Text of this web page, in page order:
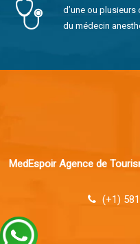
d’une ou
du médecin
MedEspoir Agence de
(+1)